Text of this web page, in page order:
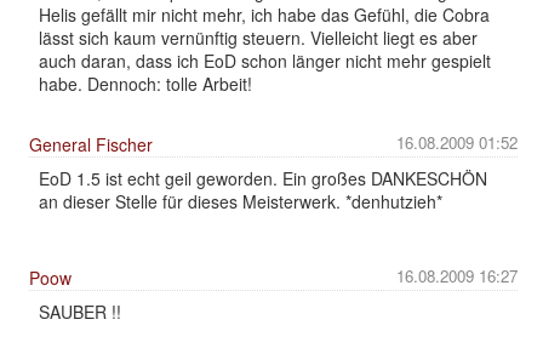
Helis gefällt mir nicht mehr, ich habe das Gefühl, die Cobra
lässt sich kaum vernünftig steuern. Vielleicht liegt es aber
auch daran, dass ich EoD schon länger nicht mehr gespielt
habe. Dennoch: tolle Arbeit!
16.08.2009 01:52
General Fischer
EoD 1.5 ist echt geil geworden. Ein großes DANKESCHÖN
an dieser Stelle für dieses Meisterwerk. *denhutzieh*
16.08.2009 16:27
Poow
SAUBER !!